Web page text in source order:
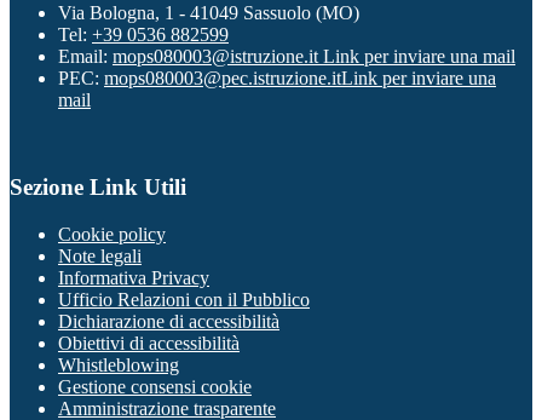
Via Bologna, 1 - 41049 Sassuolo (MO)
Tel: +39 0536 882599
Email: mops080003@istruzione.it Link per inviare una mail
PEC: mops080003@pec.istruzione.itLink per inviare una
mail
Sezione Link Utili
Cookie policy
Note legali
Informativa Privacy
Ufficio Relazioni con il Pubblico
Dichiarazione di accessibilità
Obiettivi di accessibilità
Whistleblowing
Gestione consensi cookie
Amministrazione trasparente